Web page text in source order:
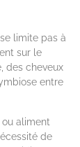
limite pas à
sur le
des cheveux
entre
aliment
de